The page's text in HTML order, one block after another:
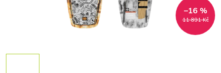
11 891 Kč
–16 %